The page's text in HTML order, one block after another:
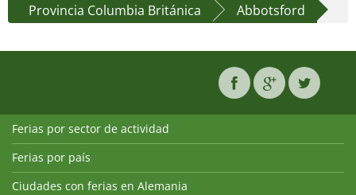
Provincia Columbia Británica
Abbotsford
Ferias por sector de actividad
Ferias por país
Ciudades con ferias en Alemania